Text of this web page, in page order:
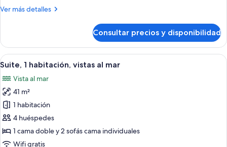
edificio
Ver más detalles
Más
familiar,
en
edificio
Consultar precios y disponibilidad
Abrir
todas
las
fotos
de
Suite,
1
habitación,
Una habitación de hotel moderna
6
Suite, 1 habitación, vistas al mar
Vista al mar
41 m²
1 habitación
4 huéspedes
1 cama doble y 2 sofás cama individuales
Wifi gratis